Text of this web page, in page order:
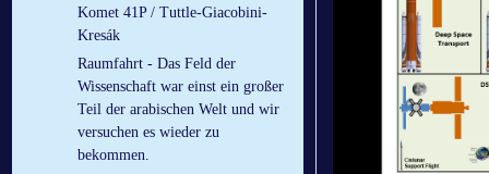
Komet 41P / Tuttle-Giacobini-
Kresák
Raumfahrt - Das Feld der
Wissenschaft war einst ein großer
Teil der arabischen Welt und wir
versuchen es wieder zu
bekommen.